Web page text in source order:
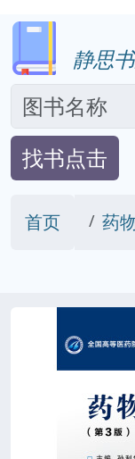
静思
找书点击
首页 药